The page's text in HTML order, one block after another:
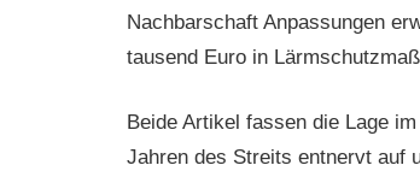
Nachbarschaft Anpassungen
tausend Euro in
Beide Artikel fassen die Lage
Jahren des Streits entnervt auf